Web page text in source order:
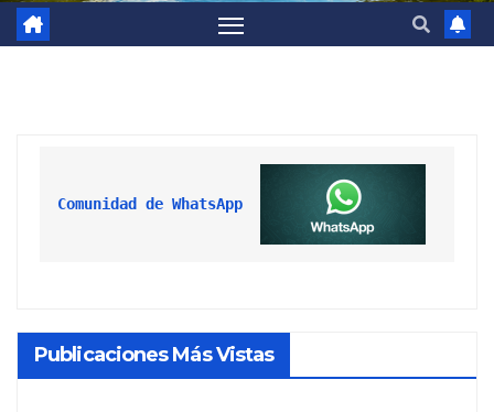
Comunidad de WhatsApp
Publicaciones Más Vistas